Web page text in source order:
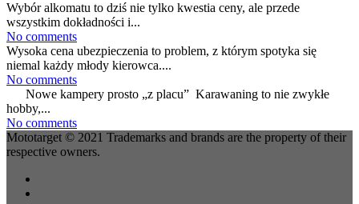
Wybór alkomatu to dziś nie tylko kwestia ceny, ale przede
wszystkim dokładności i...
No comments
Wysoka cena ubezpieczenia to problem, z którym spotyka się
niemal każdy młody kierowca....
No comments
Nowe kampery prosto „z placu” Karawaning to nie zwykłe
hobby,...
No comments
Mototarget © 2021 Trademarks and brands are the property of their
respective owners.